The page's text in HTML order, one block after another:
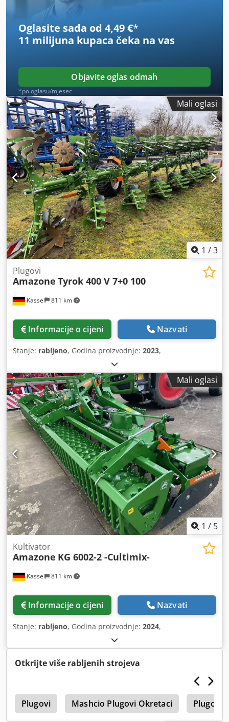
Oglasite sada od 4,49 €*
11 milijuna kupaca čeka na vas
Objavite oglas odmah
*po oglasu/mjesec
Mali oglasi
1 /3
Kassel 811 km
Plugovi
Amazone Tyrok 400 V 7+0 100
Informacije o cijeni Nazvati
Stanje: rabljeno, Godina proizvodnje: 2023,
Mali oglasi
1 / 5
Kassel 811 km
Kultivator
Amazone KG 6002-2 -Cultimix-
Informacije o cijeni Nazvati
Stanje: rabljeno, Godina proizvodnje: 2024,
Otkrijte više rabljenih strojeva
Plugovi Mashcio Plugovi Okretaci Plugovi